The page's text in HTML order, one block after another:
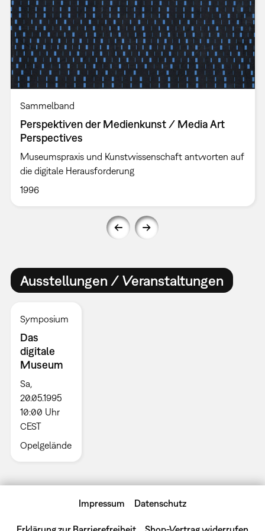
Sammelband
Perspektiven der Medienkunst / Media Art
Perspectives
Museumspraxis und Kunstwissenschaft antworten auf
die digitale Herausforderung
1996
Ausstellungen / Veranstaltungen
Symposium
Das
digitale
Museum
Sa,
20.05.1995
10:00 Uhr
CEST
Opelgelände
Impressum Datenschutz